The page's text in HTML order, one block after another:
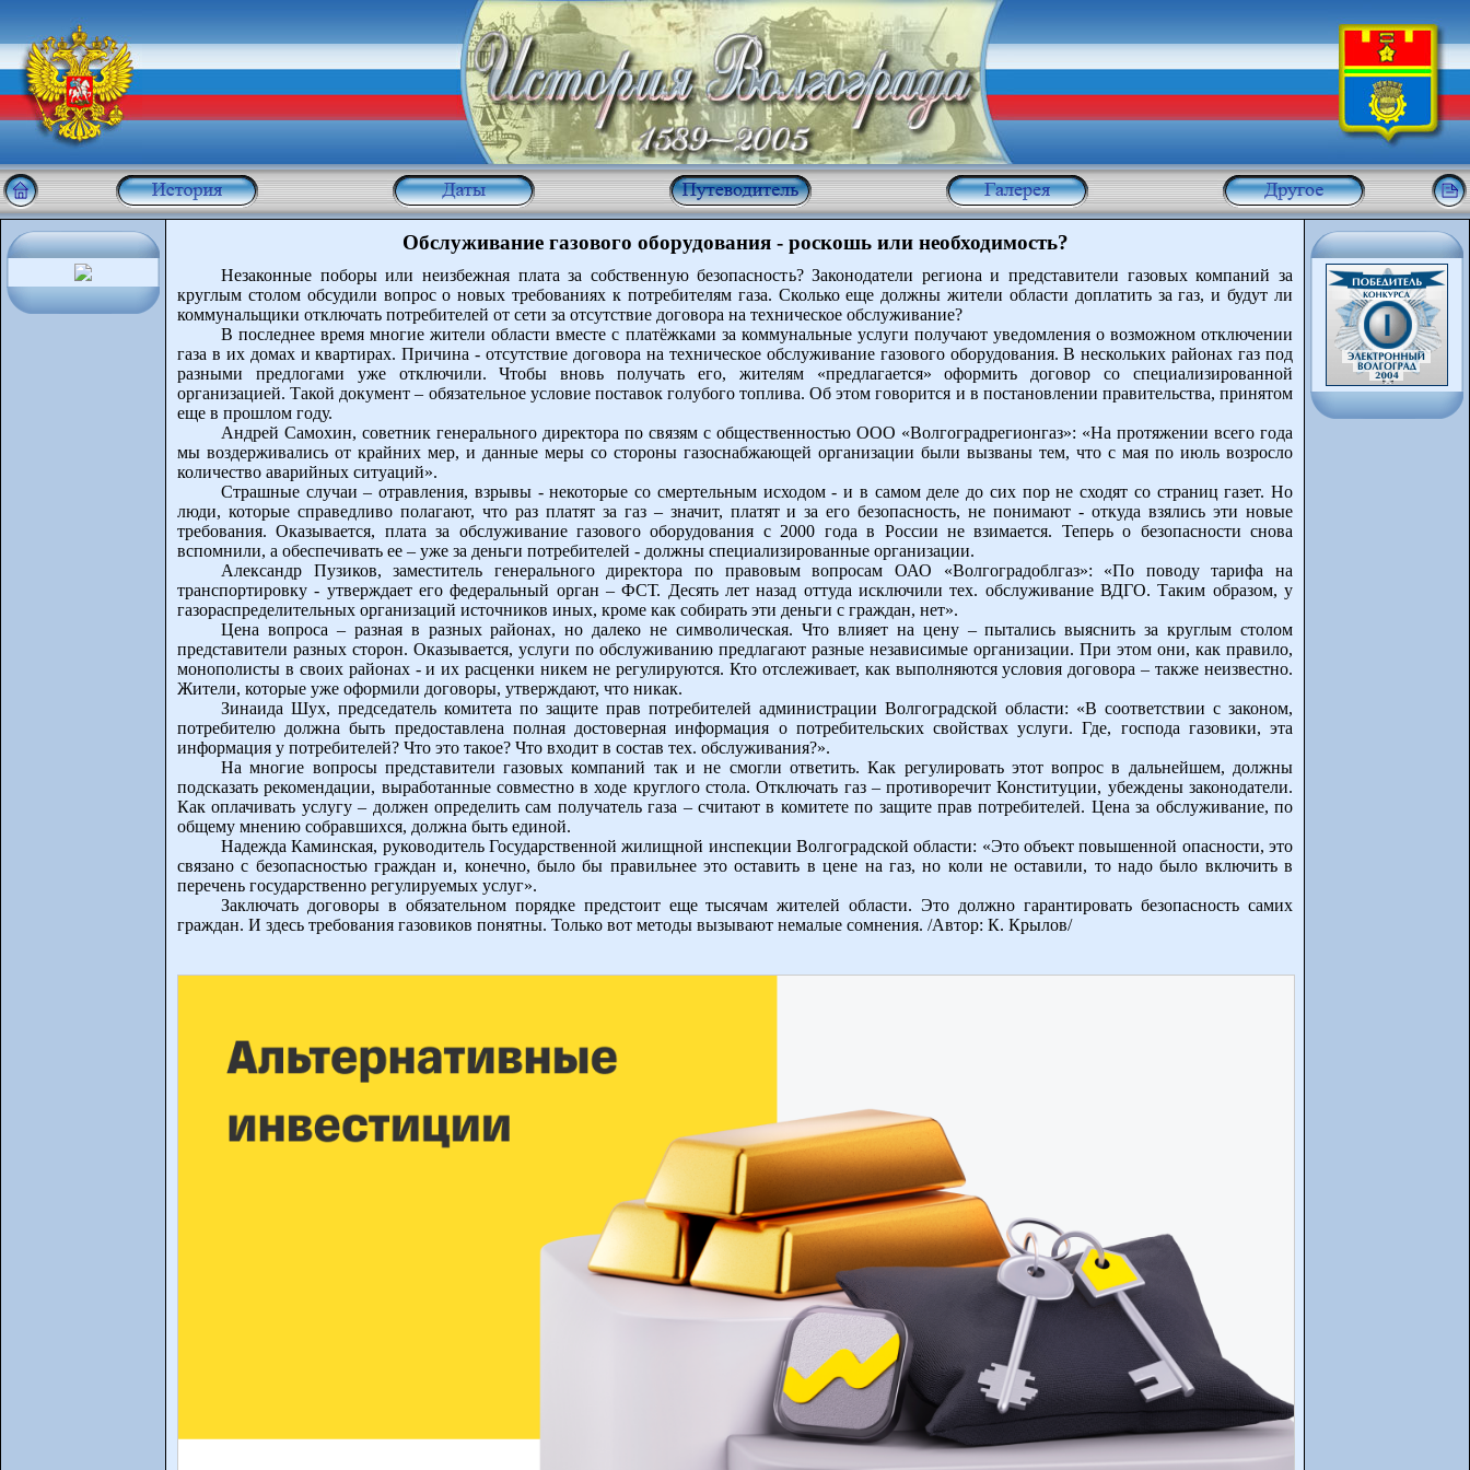
Обслуживание газового оборудования - роскошь или необходимость?
Незаконные поборы или неизбежная плата за собственную безопасность? Законодатели региона и представители газовых компаний за
круглым столом обсудили вопрос о новых требованиях к потребителям газа. Сколько еще должны жители области доплатить за газ, и будут ли
коммунальщики отключать потребителей от сети за отсутствие договора на техническое обслуживание?
В последнее время многие жители области вместе с платёжками за коммунальные услуги получают уведомления о возможном отключении
газа в их домах и квартирах. Причина - отсутствие договора на техническое обслуживание газового оборудования. В нескольких районах газ под
разными предлогами уже отключили. Чтобы вновь получать его, жителям «предлагается» оформить договор со специализированной
организацией. Такой документ – обязательное условие поставок голубого топлива. Об этом говорится и в постановлении правительства, принятом
еще в прошлом году.
Андрей Самохин, советник генерального директора по связям с общественностью ООО «Волгоградрегионгаз»: «На протяжении всего года
мы воздерживались от крайних мер, и данные меры со стороны газоснабжающей организации были вызваны тем, что с мая по июль возросло
количество аварийных ситуаций».
Страшные случаи – отравления, взрывы - некоторые со смертельным исходом - и в самом деле до сих пор не сходят со страниц газет. Но
люди, которые справедливо полагают, что раз платят за газ – значит, платят и за его безопасность, не понимают - откуда взялись эти новые
требования. Оказывается, плата за обслуживание газового оборудования с 2000 года в России не взимается. Теперь о безопасности снова
вспомнили, а обеспечивать ее – уже за деньги потребителей - должны специализированные организации.
Александр Пузиков, заместитель генерального директора по правовым вопросам ОАО «Волгоградоблгаз»: «По поводу тарифа на
транспортировку - утверждает его федеральный орган – ФСТ. Десять лет назад оттуда исключили тех. обслуживание ВДГО. Таким образом, у
газораспределительных организаций источников иных, кроме как собирать эти деньги с граждан, нет».
Цена вопроса – разная в разных районах, но далеко не символическая. Что влияет на цену – пытались выяснить за круглым столом
представители разных сторон. Оказывается, услуги по обслуживанию предлагают разные независимые организации. При этом они, как правило,
монополисты в своих районах - и их расценки никем не регулируются. Кто отслеживает, как выполняются условия договора – также неизвестно.
Жители, которые уже оформили договоры, утверждают, что никак.
Зинаида Шух, председатель комитета по защите прав потребителей администрации Волгоградской области: «В соответствии с законом,
потребителю должна быть предоставлена полная достоверная информация о потребительских свойствах услуги. Где, господа газовики, эта
информация у потребителей? Что это такое? Что входит в состав тех. обслуживания?».
На многие вопросы представители газовых компаний так и не смогли ответить. Как регулировать этот вопрос в дальнейшем, должны
подсказать рекомендации, выработанные совместно в ходе круглого стола. Отключать газ – противоречит Конституции, убеждены законодатели.
Как оплачивать услугу – должен определить сам получатель газа – считают в комитете по защите прав потребителей. Цена за обслуживание, по
общему мнению собравшихся, должна быть единой.
Надежда Каминская, руководитель Государственной жилищной инспекции Волгоградской области: «Это объект повышенной опасности, это
связано с безопасностью граждан и, конечно, было бы правильнее это оставить в цене на газ, но коли не оставили, то надо было включить в
перечень государственно регулируемых услуг».
Заключать договоры в обязательном порядке предстоит еще тысячам жителей области. Это должно гарантировать безопасность самих
граждан. И здесь требования газовиков понятны. Только вот методы вызывают немалые сомнения. /Автор: К. Крылов/